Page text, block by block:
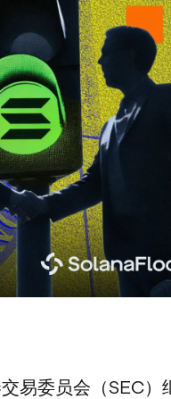
易委员会（SEC